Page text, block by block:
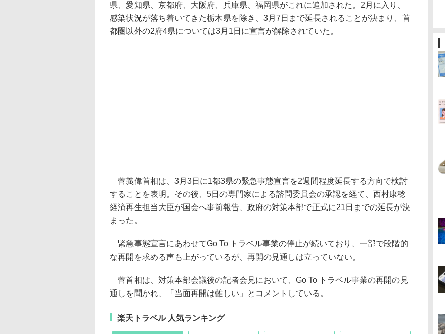
県、愛知県、京都府、大阪府、兵庫県、福岡県がこれに追加された。2月に入り、
感染状況が落ち着いてきた栃木県を除き、3月7日まで延長されることが決まり、首
都圏以外の2府4県については3月1日に宣言が解除されていた。
菅義偉首相は、3月3日に1都3県の緊急事態宣言を2週間程度延長する方向で検討
することを表明。その後、5日の専門家による諮問委員会の承認を経て、西村康稔
経済再生担当大臣が国会へ事前報告、政府の対策本部で正式に21日までの延長が決
まった。
緊急事態宣言にあわせてGo To トラベル事業の停止が続いており、一部で段階的
な再開を求める声も上がっているが、再開の見通しは立っていない。
菅首相は、対策本部会議後の記者会見において、Go To トラベル事業の再開の見
通しを聞かれ、「当面再開は難しい」とコメントしている。
楽天トラベル 人気ランキング